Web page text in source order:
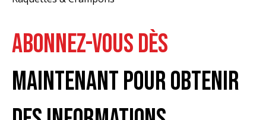
ABONNEZ-VOUS DÈS
MAINTENANT POUR OBTENIR